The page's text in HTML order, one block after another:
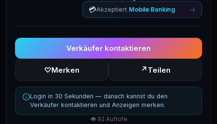
💳Akzeptiert Mobile Banking →
Verkäufer kontaktieren
♡Merken ↗ Teilen
Login in 30 Sekunden — danach kannst du den
Verkäufer kontaktieren und Anzeigen merken.
👁 92 Aufrufe